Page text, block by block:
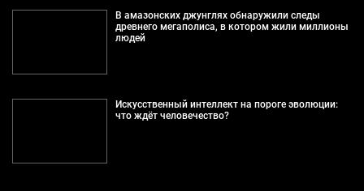
В амазонских джунглях обнаружили следы
древнего мегаполиса, в котором жили миллионы
людей
Искусственный интеллект на пороге эволюции:
что ждёт человечество?